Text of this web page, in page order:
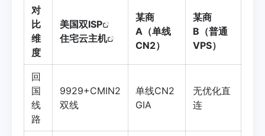
对
比
维
度
美国双ISP
住宅云主机
某商
A（单线
CN2）
某商
B（普通
VPS）
回
国
线
路
9929+CMIN2
双线
单线CN2
GIA
无优化直
连